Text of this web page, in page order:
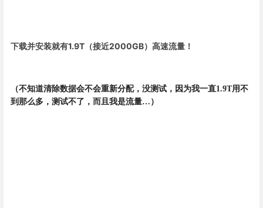
下载并安装就有1.9T（接近2000GB）高速流量！
（不知道清除数据会不会重新分配，没测试，因为我一直1.9T用不
到那么多，测试不了，而且我是流量…）